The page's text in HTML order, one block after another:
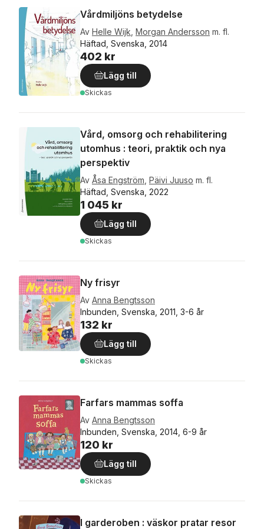
Vårdmiljöns betydelse
Av Helle Wijk Morgan Andersson m. fl.
Häftad, Svenska, 2014
402 kr
Lägg till
Skickas
Vård, omsorg och rehabilitering
utomhus : teori, praktik och nya
perspektiv
Av Åsa Engström Päivi Juuso m. fl.
Häftad, Svenska, 2022
1 045 kr
Lägg till
Skickas
Ny frisyr
Av Anna Bengtsson
Inbunden, Svenska, 2011, 3-6 år
132 kr
Lägg till
Skickas
Farfars mammas soffa
Av Anna Bengtsson
Inbunden, Svenska, 2014, 6-9 år
120 kr
Lägg till
Skickas
I garderoben : väskor pratar resor